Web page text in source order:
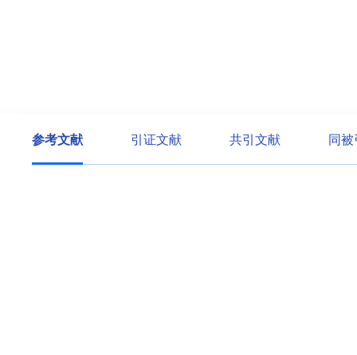
参考文献 引证文献 共引文献 同